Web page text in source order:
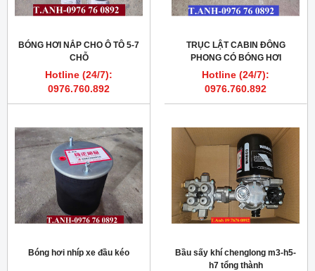
BÓNG HƠI NẮP CHO Ô TÔ 5-7
CHỖ
Hotline (24/7):
0976.760.892
TRỤC LẬT CABIN ĐÔNG
PHONG CÓ BÓNG HƠI
Hotline (24/7):
0976.760.892
Bóng hơi nhíp xe đầu kéo
Bầu sấy khí chenglong m3-h5-
h7 tổng thành